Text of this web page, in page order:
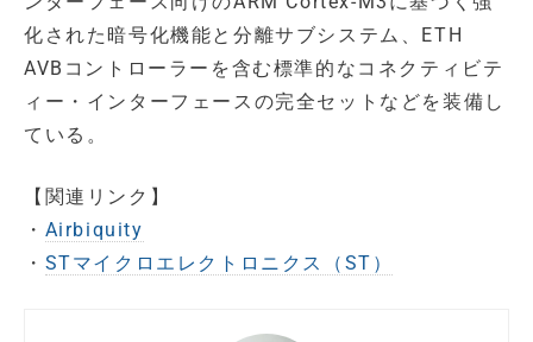
化された暗号化機能と分離サブシステム、ETH
AVBコントローラーを含む標準的なコネクティビテ
ィー・インターフェースの完全セットなどを装備し
ている。
【関連リンク】
・ Airbiquity
・ STマイクロエレクトロニクス（ST）